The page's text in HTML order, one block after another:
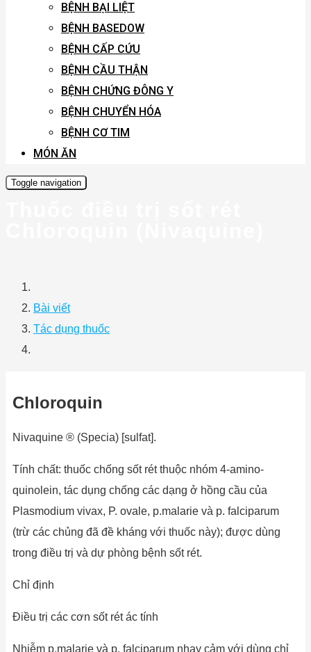
BỆNH BẠI LIỆT
BỆNH BASEDOW
BỆNH CẤP CỨU
BỆNH CẦU THẬN
BỆNH CHỨNG ĐÔNG Y
BỆNH CHUYỂN HÓA
BỆNH CƠ TIM
MÓN ĂN
Toggle navigation
Bài viết
Tác dụng thuốc
Chloroquin
Nivaquine ® (Specia) [sulfat].
Tính chất: thuốc chống sốt rét thuộc nhóm 4-amino-
quinolein, tác dụng chống các dạng ở hồng cầu của
Plasmodium vivax, P. ovale, p.malarie và p. falciparum
(trừ các chủng đã đề kháng với thuốc này); được dùng
trong điều trị và dự phòng bệnh sốt rét.
Chỉ định
Điều trị các cơn sốt rét ác tính
Nhiễm p.malarie và p. falciparum nhạy cảm với dùng chỉ